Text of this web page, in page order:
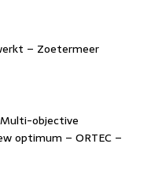
– Zoetermeer
objective
optimum – ORTEC –